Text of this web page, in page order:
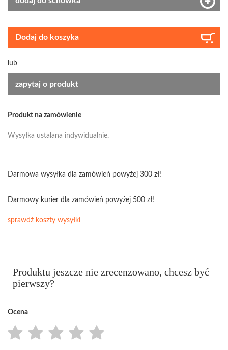
Dodaj do koszyka
lub
zapytaj o produkt
Produkt na zamówienie
Wysyłka ustalana indywidualnie.
Darmowa wysyłka dla zamówień powyżej 300 zł!
Darmowy kurier dla zamówień powyżej 500 zł!
sprawdź koszty wysyłki
Produktu jeszcze nie zrecenzowano, chcesz być
pierwszy?
Ocena